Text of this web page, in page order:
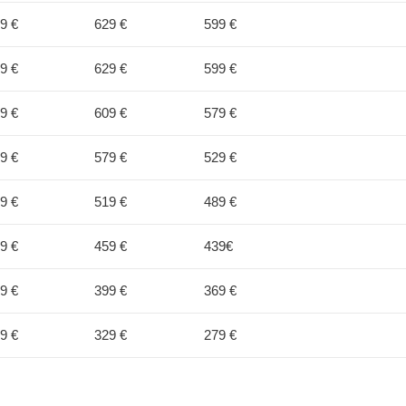
€ 629 € 599 €
€ 629 € 599 €
€ 609 € 579 €
€ 579 € 529 €
€ 519 € 489 €
€ 459 € 439€
€ 399 € 369 €
€ 329 € 279 €